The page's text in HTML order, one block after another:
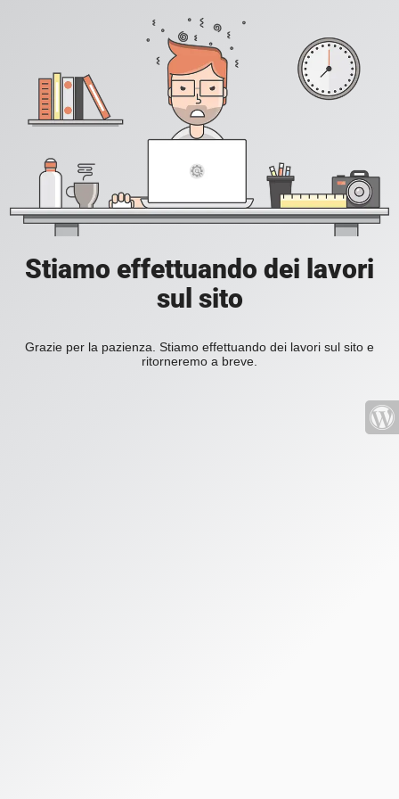
Stiamo effettuando dei lavori
sul sito
Grazie per la pazienza. Stiamo effettuando dei lavori sul sito e
ritorneremo a breve.